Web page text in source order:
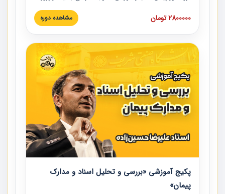
های عمرانی» چالش ها، تخلفات و راه حل ها با نگرش قراردادی
است که در محل سندیکای شرکت های ساختمانی کشور ارائه شد.
مدارک پیمان به همراه تجربیات عملی ارائه شده است.
2800000 تومان مشاهده دوره
پکیج آموزشی «بررسی و تحلیل اسناد و مدارک
پیمان»